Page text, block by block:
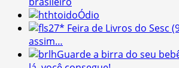
Ódio
27* Feira de Livros do Sesc
assim…
Guarde a birra do seu